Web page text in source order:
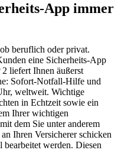
App immer
beruflich oder privat.
eine Sicherheits-App
liefert Ihnen äußerst
Sofort-Notfall-Hilfe und
weltweit. Wichtige
in Echtzeit sowie ein
Ihrer wichtigen
dem Sie unter anderem
Ihren Versicherer schicken
werden. Diesen